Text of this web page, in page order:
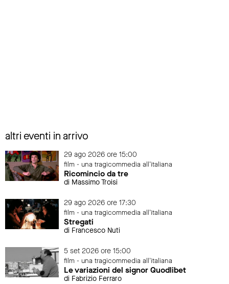
altri eventi in arrivo
29 ago 2026 ore 15:00
film - una tragicommedia all'italiana
Ricomincio da tre
di Massimo Troisi
29 ago 2026 ore 17:30
film - una tragicommedia all'italiana
Stregati
di Francesco Nuti
5 set 2026 ore 15:00
film - una tragicommedia all'italiana
Le variazioni del signor Quodlibet
di Fabrizio Ferraro